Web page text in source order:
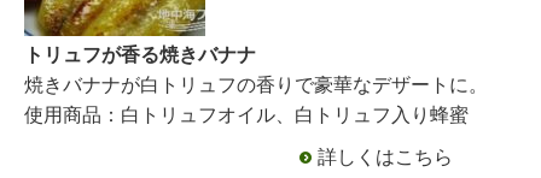
トリュフが香る焼きバナナ
焼きバナナが白トリュフの香りで豪華なデザートに。
使用商品：白トリュフオイル、白トリュフ入り蜂蜜
詳しくはこちら